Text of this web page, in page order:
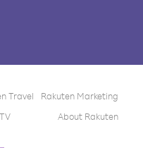
Travel
Rakuten Marketing
About Rakuten